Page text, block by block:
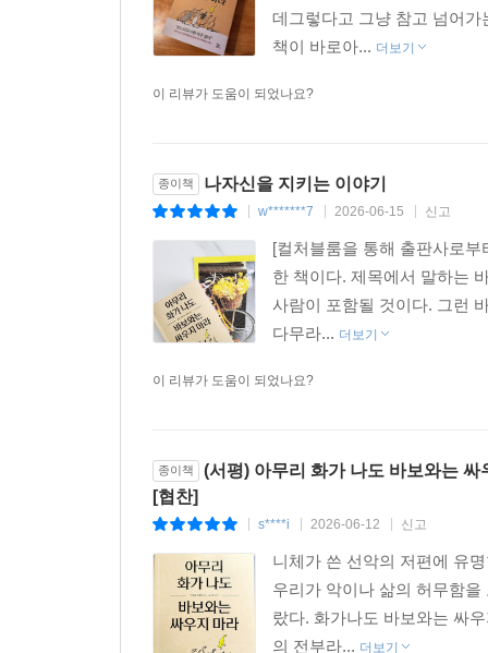
데그렇다고 그냥 참고 넘어
책이 바로아... 더보기
이 리뷰가 도움이 되었나요?
종이책 나자신을 지키는 이야기
w*******7 2026-06-15 신고
[컬처블룸을 통해 출판사로
한 책이다. 제목에서 말하는
사람이 포함될 것이다. 그런
다무라... 더보기
이 리뷰가 도움이 되었나요?
종이책
(서평) 아무리 화가 나도 바보와는
[협찬]
s****i 2026-06-12 신고
니체가 쓴 선악의 저편에 유
우리가 악이나 삶의 허무함
랐다. 화가나도 바보와는 싸
의 전부라... 더보기